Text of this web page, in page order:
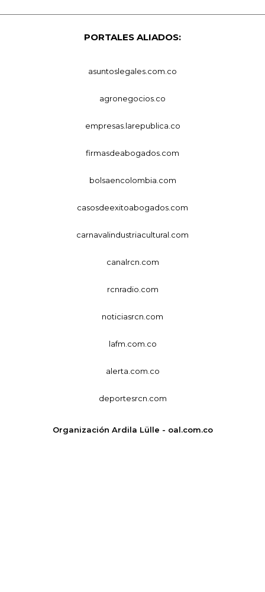
PORTALES ALIADOS:
asuntoslegales.com.co
agronegocios.co
empresas.larepublica.co
firmasdeabogados.com
bolsaencolombia.com
casosdeexitoabogados.com
carnavalindustriacultural.com
canalrcn.com
rcnradio.com
noticiasrcn.com
lafm.com.co
alerta.com.co
deportesrcn.com
Organización Ardila Lülle - oal.com.co